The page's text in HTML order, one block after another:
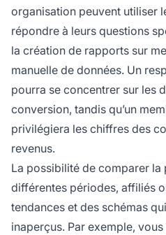
organisation peuvent utiliser
répondre à leurs questions
la création de rapports sur
manuelle de données. Un
pourra se concentrer sur les
conversion, tandis qu’un
privilégiera les chiffres des
revenus.
La possibilité de comparer
différentes périodes, affiliés
tendances et des schémas
inaperçus. Par exemple,